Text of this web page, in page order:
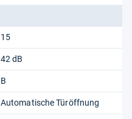
15
42 dB
B
Automatische Türöffnung